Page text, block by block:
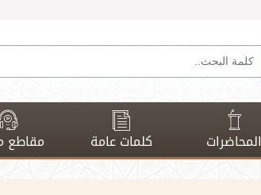
المحاضرات كلمات عامة مقاطع